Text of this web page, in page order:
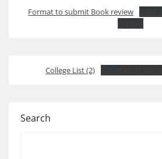
Format to submit Book review
College List (2)
Search